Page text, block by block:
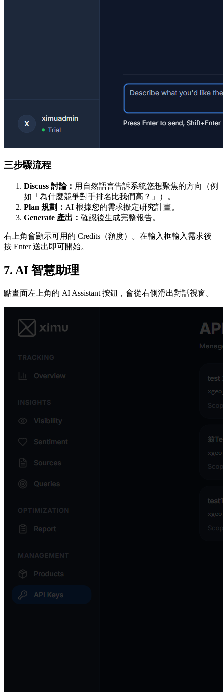
三步驟流程
Discuss 討論： 用自然語言告訴系統您想聚焦的方向（例
如「為什麼競爭對手排名比我們高？」）。
Plan 規劃： AI 根據您的需求擬定研究計畫。
Generate 產出： 確認後生成完整報告。
右上角會顯示可用的 Credits（額度）。在輸入框輸入需求後
按 Enter 送出即可開始。
7. AI 智慧助理
點畫面左上角的 AI Assistant 按鈕，會從右側滑出對話視窗。